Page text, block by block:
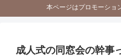
本ページはプロモーショ
成人式の同窓会の幹事